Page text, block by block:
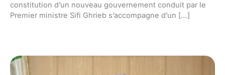
constitution d’un nouveau gouvernement conduit par le
Premier ministre Sifi Ghrieb s’accompagne d’un […]